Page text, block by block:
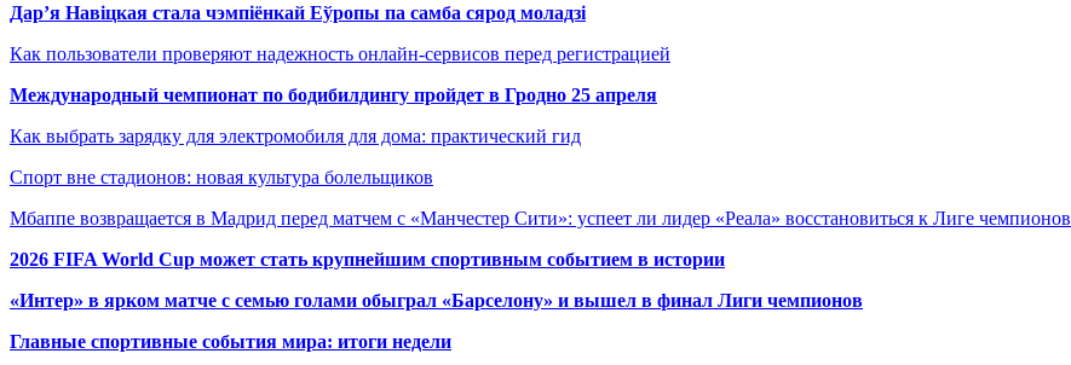
Дар’я Навіцкая стала чэмпіёнкай Еўропы па самба сярод моладзі
Как пользователи проверяют надежность онлайн-сервисов перед регистрацией
Международный чемпионат по бодибилдингу пройдет в Гродно 25 апреля
Как выбрать зарядку для электромобиля для дома: практический гид
Спорт вне стадионов: новая культура болельщиков
Мбаппе возвращается в Мадрид перед матчем с «Манчестер Сити»: успеет ли лидер «Реала» восстановиться к Лиге чемпионов
2026 FIFA World Cup может стать крупнейшим спортивным событием в истории
«Интер» в ярком матче с семью голами обыграл «Барселону» и вышел в финал Лиги чемпионов
Главные спортивные события мира: итоги недели